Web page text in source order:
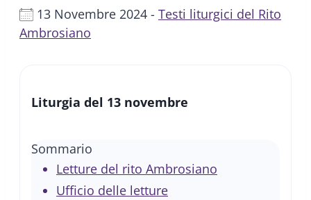
13 Novembre 2024 - Testi liturgici del Rito
Ambrosiano
Liturgia del 13 novembre
Sommario
Letture del rito Ambrosiano
Ufficio delle letture